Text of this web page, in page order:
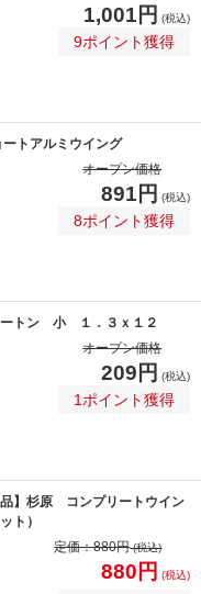
1,001円 (税込)
9ポイント獲得
トアルミウイング
オープン価格
891円 (税込)
8ポイント獲得
トン 小 １．３ｘ１２
オープン価格
209円 (税込)
1ポイント獲得
品】杉原 コンプリートウイン
ト）
定価：880円(税込)
880円 (税込)